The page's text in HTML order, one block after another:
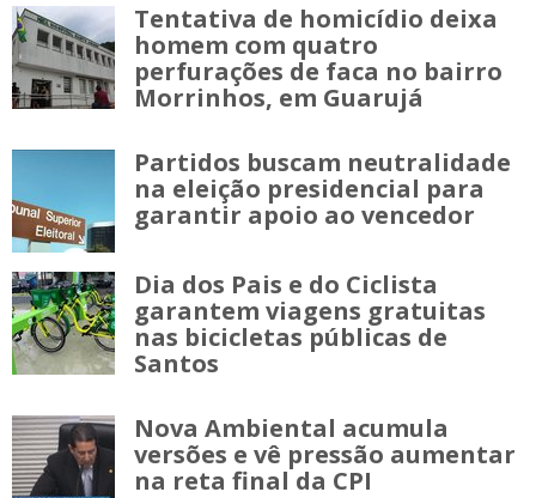
Tentativa de homicídio deixa
homem com quatro
perfurações de faca no bairro
Morrinhos, em Guarujá
Partidos buscam neutralidade
na eleição presidencial para
garantir apoio ao vencedor
Dia dos Pais e do Ciclista
garantem viagens gratuitas
nas bicicletas públicas de
Santos
Nova Ambiental acumula
versões e vê pressão aumentar
na reta final da CPI